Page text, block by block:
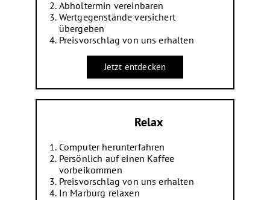
Abholtermin vereinbaren
Wertgegenstände versichert
übergeben
Preisvorschlag von uns erhalten
Jetzt entdecken
Relax
Computer herunterfahren
Persönlich auf einen Kaffee
vorbeikommen
Preisvorschlag von uns erhalten
In Marburg relaxen